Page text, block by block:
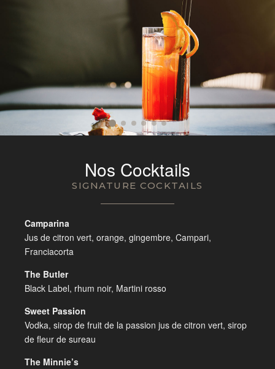
Nos Cocktails
SIGNATURE COCKTAILS
Camparina
Jus de citron vert, orange, gingembre, Campari,
Franciacorta
The Butler
Black Label, rhum noir, Martini rosso
Sweet Passion
Vodka, sirop de fruit de la passion jus de citron vert, sirop
de fleur de sureau
The Minnie’s